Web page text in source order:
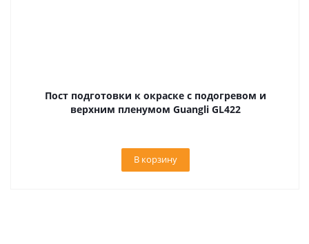
Пост подготовки к окраске с подогревом и
верхним пленумом Guangli GL422
В корзину